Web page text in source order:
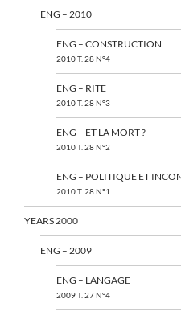
ENG – 2010
ENG – CONSTRUCTION
2010 T. 28 N°4
ENG – RITE
2010 T. 28 N°3
ENG – ET LA MORT ?
2010 T. 28 N°2
ENG – POLITIQUE ET
2010 T. 28 N°1
YEARS 2000
ENG – 2009
ENG – LANGAGE
2009 T. 27 N°4